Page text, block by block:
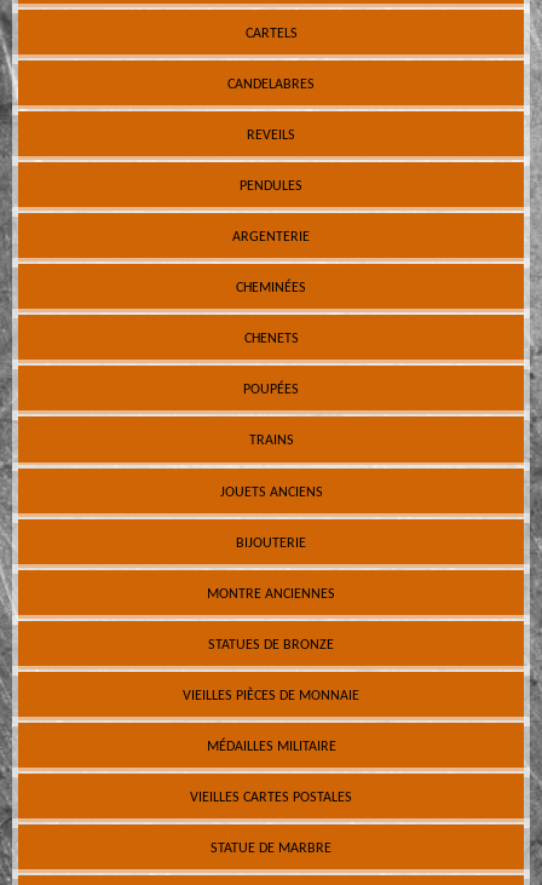
CARTELS
CANDELABRES
REVEILS
PENDULES
ARGENTERIE
CHEMINÉES
CHENETS
POUPÉES
TRAINS
JOUETS ANCIENS
BIJOUTERIE
MONTRE ANCIENNES
STATUES DE BRONZE
VIEILLES PIÈCES DE MONNAIE
MÉDAILLES MILITAIRE
VIEILLES CARTES POSTALES
STATUE DE MARBRE